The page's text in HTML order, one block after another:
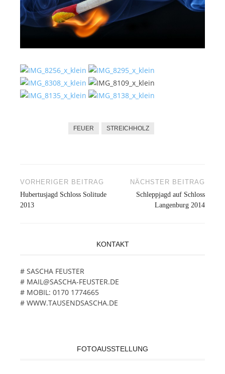
FEUER STREICHHOLZ
Beitragsnavigation
VORHERIGER BEITRAG
Hubertusjagd Schloss Solitude
2013
NÄCHSTER BEITRAG
Schleppjagd auf Schloss
Langenburg 2014
KONTAKT
# SASCHA FEUSTER
# MAIL@SASCHA-FEUSTER.DE
# MOBIL: 0170 1774665
# WWW.TAUSENDSASCHA.DE
FOTOAUSSTELLUNG